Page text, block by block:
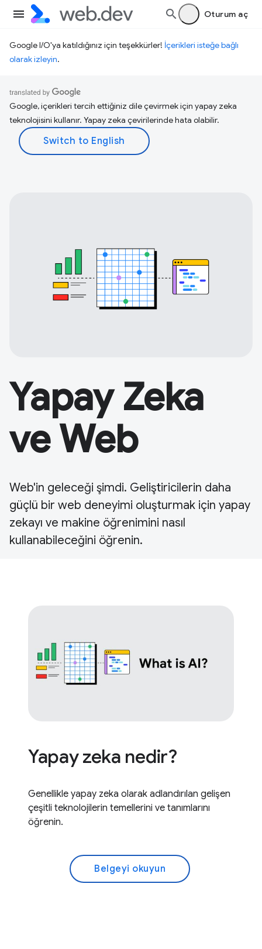
Oturum aç
Google I/O'ya katıldığınız için teşekkürler! İçerikleri isteğe bağlı
olarak izleyin.
Google, içerikleri tercih ettiğiniz dile çevirmek için yapay zeka
teknolojisini kullanır. Yapay zeka çevirilerinde hata olabilir.
Yapay Zeka
ve Web
Web'in geleceği şimdi. Geliştiricilerin daha
güçlü bir web deneyimi oluşturmak için yapay
zekayı ve makine öğrenimini nasıl
kullanabileceğini öğrenin.
Yapay zeka nedir?
Genellikle yapay zeka olarak adlandırılan gelişen
çeşitli teknolojilerin temellerini ve tanımlarını
öğrenin.
Belgeyi okuyun